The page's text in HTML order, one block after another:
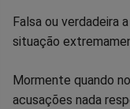
Falsa ou verdadeira
situação
Mormente quando
acusações nada